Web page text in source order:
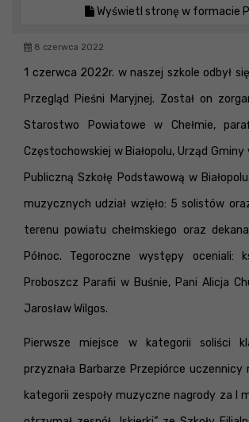
Wyświetl stronę w formacie
8 czerwca 2022
1 czerwca 2022r. w naszej szkole odbył
Przegląd Pieśni Maryjnej. Został on
Starostwo Powiatowe w Chełmie,
Częstochowskiej w Białopolu, Urząd Gminy
Publiczną Szkołę Podstawową w
muzycznych udział wzięło: 5 solistów
terenu powiatu chełmskiego oraz
Północ. Tegoroczne występy oceniali:
Proboszcz Parafii w Buśnie, Pani Alicja
Jarosław Wilgos.
Pierwsze miejsce w kategorii soliści
przyznała Barbarze Przepiórce uczennicy
kategorii zespoły muzyczne nagrody za I